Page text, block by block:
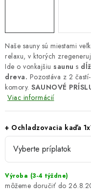
Naše sauny sú miestami
relaxu, v ktorých
Ide o vonkajšiu saunu s
dreva. Pozostáva z 2
komory. SAUNOVÉ
Viac informácií
+ Ochladzovacia kaďa
Výroba (3-4 týždne)